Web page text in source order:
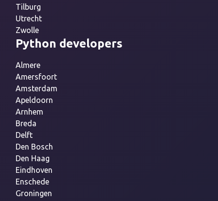
Tilburg
Utrecht
Zwolle
Python developers
Almere
Amersfoort
Amsterdam
Apeldoorn
Arnhem
Breda
Delft
Den Bosch
Den Haag
Eindhoven
Enschede
Groningen